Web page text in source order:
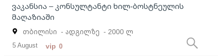
ვაკანსია – კონსულტანტი ხილ-ბოსტნეულის
მაღაზიაში
თბილისი - ადგილზე - 2000 ლ
5 August vip 0